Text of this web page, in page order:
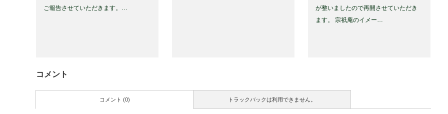
ご報告させていただきます。…
が整いましたので再開させていただき
ます。 宗祇庵のイメー…
コメント
トラックバックは利用できません。
コメント (0)